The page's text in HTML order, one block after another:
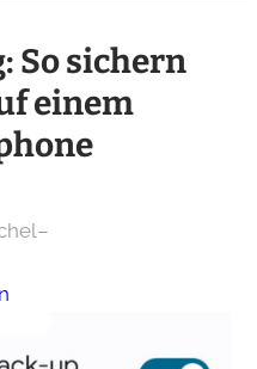
So sichern
einem
–